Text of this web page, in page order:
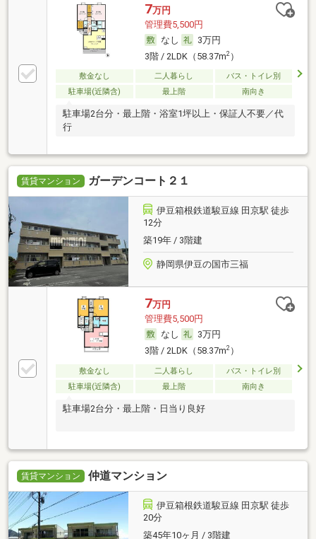
7万円
管理費5,500円
なし
3万円
3階 / 2LDK（58.37m2）
敷金なし 二人暮らし
バス・トイレ別
駐車場(近隣含)
最上階 南向き
駐車場2台分・最上階・浴室1坪以上・保証人不要／代
行
賃貸マンション ガーデンコート２１
伊豆箱根鉄道駿豆線 田京駅 徒歩
12分
築19年 / 3階建
静岡県伊豆の国市三福
7万円
管理費5,500円
なし
3万円
3階 / 2LDK（58.37m2）
敷金なし 二人暮らし
バス・トイレ別
駐車場(近隣含)
最上階 南向き
駐車場2台分・最上階・日当り良好
賃貸マンション 仲道マンション
伊豆箱根鉄道駿豆線 田京駅 徒歩
20分
築45年10ヶ月 / 3階建